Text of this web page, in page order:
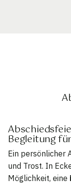
Begleitung
Ein persönlicher
und Trost. In
Möglichkeit, eine